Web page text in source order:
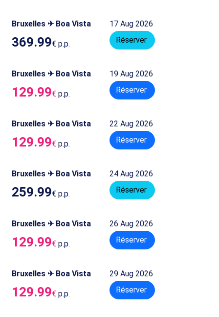
Bruxelles ✈ Boa Vista 17 Aug 2026
369.99€ p.p. Réserver
Bruxelles ✈ Boa Vista 19 Aug 2026
129.99€ p.p. Réserver
Bruxelles ✈ Boa Vista 22 Aug 2026
129.99€ p.p. Réserver
Bruxelles ✈ Boa Vista 24 Aug 2026
259.99€ p.p. Réserver
Bruxelles ✈ Boa Vista 26 Aug 2026
129.99€ p.p. Réserver
Bruxelles ✈ Boa Vista 29 Aug 2026
129.99€ p.p. Réserver